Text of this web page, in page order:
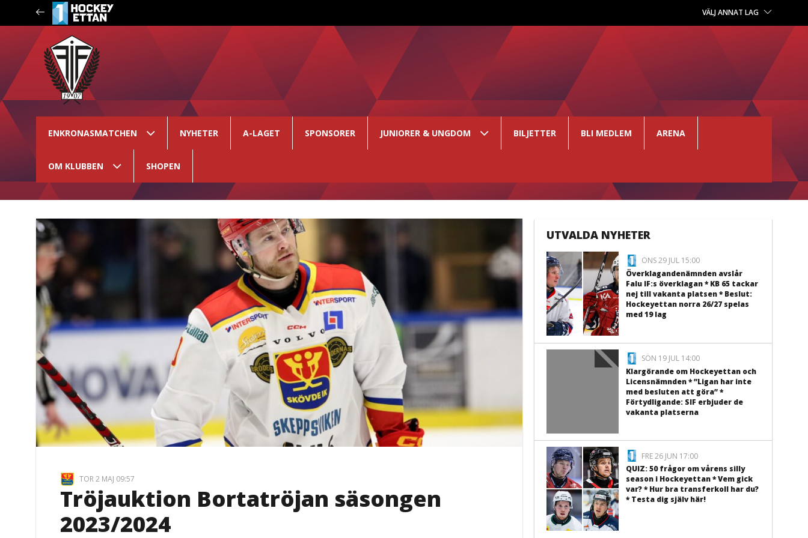
VÄLJ ANNAT LAG
ENKRONASMATCHEN NYHETER A-LAGET SPONSORER JUNIORER & UNGDOM BILJETTER BLI MEDLEM ARENA
OM KLUBBEN SHOPEN
TOR 2 MAJ 09:57
Tröjauktion Bortatröjan säsongen
2023/2024
UTVALDA NYHETER
ONS 29 JUL 15:00
Överklagandenämnden avslår
Falu IF:s överklagan * KB 65 tackar
nej till vakanta platsen * Beslut:
Hockeyettan norra 26/27 spelas
med 19 lag
SÖN 19 JUL 14:00
Klargörande om Hockeyettan och
Licensnämnden * ”Ligan har inte
med besluten att göra” *
Förtydligande: SIF erbjuder de
vakanta platserna
FRE 26 JUN 17:00
QUIZ: 50 frågor om vårens silly
season i Hockeyettan * Vem gick
var? * Hur bra transferkoll har du?
* Testa dig själv här!